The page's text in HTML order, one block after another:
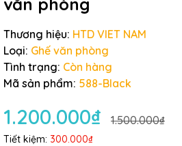
văn phòng
Thương hiệu: HTD VIET NAM
Loại: Ghế văn phòng
Tình trạng: Còn hàng
Mã sản phẩm: 588-Black
1.200.000₫ 1.500.000₫
Tiết kiệm: 300.000₫